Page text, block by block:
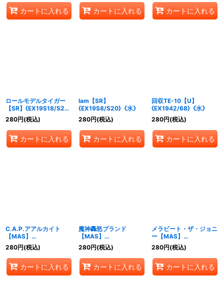
カートに入れる カートに入れる カートに入れる
ロールモデルタイガー
【SR】{EX19S18/S20}
《多》
280円(税込)
カートに入れる
Iam【SR】
{EX19S8/S20}《水》
280円(税込)
カートに入れる
回収TE-10【U】
{EX1942/68}《水》
280円(税込)
カートに入れる
C.A.P.アアルカイト
【MAS】
{EX19M27/M40}《水》
280円(税込)
カートに入れる
魔神轟怒ブランド
【MAS】
{EX19M34/M40}
《火》
280円(税込)
カートに入れる
メラビート・ザ・ジョニ
ー【MAS】
{EX19M35/M40}
《火》
280円(税込)
カートに入れる